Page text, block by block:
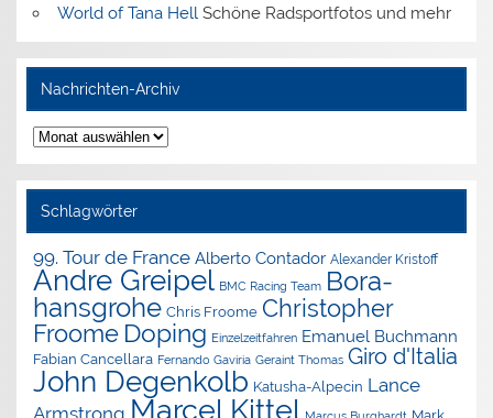
World of Tana Hell Schöne Radsportfotos und mehr
Nachrichten-Archiv
Nachrichten-
Archiv
Schlagwörter
99. Tour de France Alberto Contador Alexander Kristoff
Andre Greipel BMC Racing Team Bora-
hansgrohe Chris Froome Christopher
Froome Doping Einzelzeitfahren Emanuel Buchmann
Fabian Cancellara Fernando Gaviria Geraint Thomas Giro d'Italia
John Degenkolb Katusha-Alpecin Lance
Armstrong Marcel Kittel